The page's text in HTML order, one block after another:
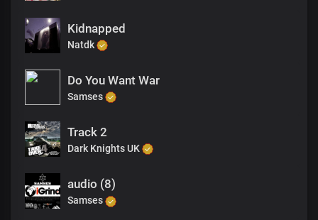
Kidnapped
Natdk
Do You Want War
Samses
Track 2
Dark Knights UK
audio (8)
Samses